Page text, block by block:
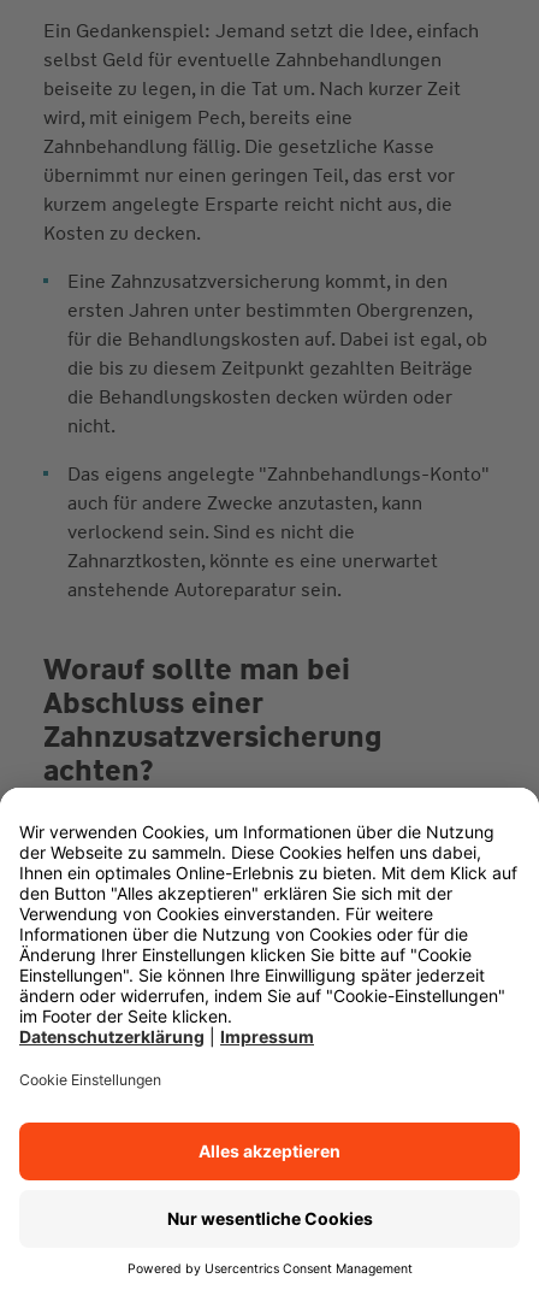
Berater finden
Ein Gedankenspiel: Jemand setzt die Idee, einfach
selbst Geld für eventuelle Zahnbehandlungen
beiseite zu legen, in die Tat um. Nach kurzer Zeit
wird, mit einigem Pech, bereits eine
Zahnbehandlung fällig. Die gesetzliche Kasse
übernimmt nur einen geringen Teil, das erst vor
kurzem angelegte Ersparte reicht nicht aus, die
Kosten zu decken.
Eine Zahnzusatzversicherung kommt, in den
ersten Jahren unter bestimmten Obergrenzen,
für die Behandlungskosten auf. Dabei ist egal, ob
die bis zu diesem Zeitpunkt gezahlten Beiträge
die Behandlungskosten decken würden oder
nicht.
Das eigens angelegte "Zahnbehandlungs-Konto"
auch für andere Zwecke anzutasten, kann
verlockend sein. Sind es nicht die
Zahnarztkosten, könnte es eine unerwartet
anstehende Autoreparatur sein.
Worauf sollte man bei
Abschluss einer
Zahnzusatzversicherung
achten?
Hier lesen Sie, worauf Sie beim Vergleich
verschiedener Angebote achten sollten.
Vertragslaufzeiten und
Kündigungsfristen
Zahnzusatzversicherungen haben meistens eine
Mindestvertragsdauer von zwei Jahren. Nach Ablauf
der zwei Jahre verlängern sie sich automatisch,
sofern der Kunde oder die Kundin die
darauf, dass Ihre Zahnzusatzversicherung einen
Verzicht auf das ordentliche Kündigungsrecht
beispielsweise bei der Württembergischen. Einige